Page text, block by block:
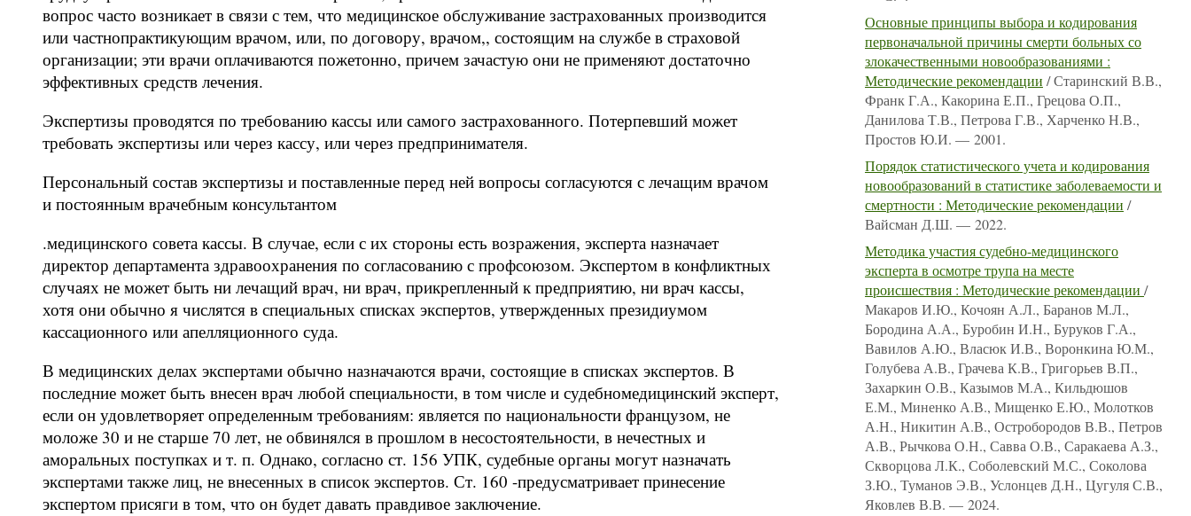
вопрос часто возникает в связи с тем, что медицинское обслуживание застрахованных производится
или частнопрактикующим врачом, или, по договору, врачом,, состоящим на службе в страховой
организации; эти врачи оплачиваются пожетонно, причем зачастую они не применяют достаточно
эффективных средств лечения.
Экспертизы проводятся по требованию кассы или самого застрахованного. Потерпевший может
требовать экспертизы или через кассу, или через предпринимателя.
Персональный состав экспертизы и поставленные перед ней вопросы согласуются с лечащим врачом
и постоянным врачебным консультантом
.медицинского совета кассы. В случае, если с их стороны есть возражения, эксперта назначает
директор департамента здравоохранения по согласованию с профсоюзом. Экспертом в конфликтных
случаях не может быть ни лечащий врач, ни врач, прикрепленный к предприятию, ни врач кассы,
хотя они обычно я числятся в специальных списках экспертов, утвержденных президиумом
кассационного или апелляционного суда.
В медицинских делах экспертами обычно назначаются врачи, состоящие в списках экспертов. В
последние может быть внесен врач любой специальности, в том числе и судебномедицинский эксперт,
если он удовлетворяет определенным требованиям: является по национальности французом, не
моложе 30 и не старше 70 лет, не обвинялся в прошлом в несостоятельности, в нечестных и
аморальных поступках и т. п. Однако, согласно ст. 156 УПК, судебные органы могут назначать
экспертами также лиц, не внесенных в список экспертов. Ст. 160 -предусматривает принесение
экспертом присяги в том, что он будет давать правдивое заключение.
Основные принципы выбора и кодирования
первоначальной причины смерти больных со
злокачественными новообразованиями :
Методические рекомендации / Старинский В.В.,
Франк Г.А., Какорина Е.П., Грецова О.П.,
Данилова Т.В., Петрова Г.В., Харченко Н.В.,
Простов Ю.И. — 2001.
Порядок статистического учета и кодирования
новообразований в статистике заболеваемости и
смертности : Методические рекомендации /
Вайсман Д.Ш. — 2022.
Методика участия судебно-медицинского
эксперта в осмотре трупа на месте
происшествия : Методические рекомендации /
Макаров И.Ю., Кочоян А.Л., Баранов М.Л.,
Бородина А.А., Буробин И.Н., Буруков Г.А.,
Вавилов А.Ю., Власюк И.В., Воронкина Ю.М.,
Голубева А.В., Грачева К.В., Григорьев В.П.,
Захаркин О.В., Казымов М.А., Кильдюшов
Е.М., Миненко А.В., Мищенко Е.Ю., Молотков
А.Н., Никитин А.В., Остробородов В.В., Петров
А.В., Рычкова О.Н., Савва О.В., Саракаева А.З.,
Скворцова Л.К., Соболевский М.С., Соколова
З.Ю., Туманов Э.В., Услонцев Д.Н., Цугуля С.В.,
Яковлев В.В. — 2024.